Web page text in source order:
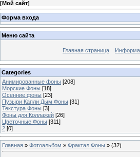
[Мой сайт]
Форма входа
Меню сайта
Главная страница
Categories
Анимированные фоны [208]
Морские Фоны [18]
Осенние фоны [23]
Пузыри Капли Дым Фоны [31]
Текстура Фоны [3]
Фоны для Коллажей [26]
Цветочные Фоны [311]
2 [0]
Главная » Фотоальбом » Фрактал Фоны » (32)